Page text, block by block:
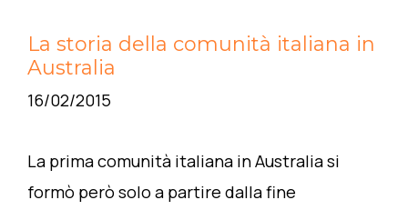
La storia della comunità italiana in
Australia
16/02/2015
La prima comunità italiana in Australia si
formò però solo a partire dalla fine